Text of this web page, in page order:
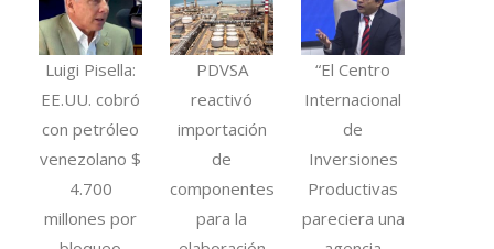
Luigi Pisella:
EE.UU. cobró
con petróleo
venezolano $
4.700
millones por
PDVSA
reactivó
importación
de
componentes
para la
“El Centro
Internacional
de
Inversiones
Productivas
pareciera una